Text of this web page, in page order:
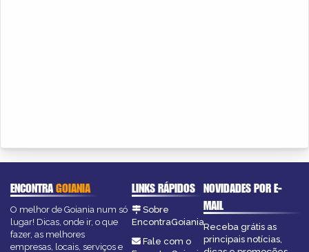
ENCONTRAGOIANIA
O melhor de Goiania num só
lugar! Dicas, onde ir, o que
fazer, as melhores
empresas, locais, serviços e
LINKS RÁPIDOS
Sobre
EncontraGoiania
Fale com o
NOVIDADES POR E-
MAIL
Receba grátis as
principais notícias,